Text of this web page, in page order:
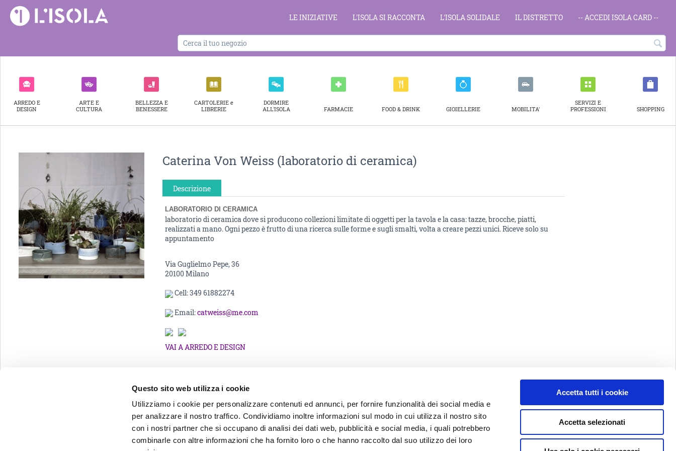
Questo sito web utilizza i cookie
Utilizziamo i cookie per personalizzare contenuti ed annunci, per fornire funzionalità dei social media e
per analizzare il nostro traffico. Condividiamo inoltre informazioni sul modo in cui utilizza il nostro sito
con i nostri partner che si occupano di analisi dei dati web, pubblicità e social media, i quali potrebbero
combinarle con altre informazioni che ha fornito loro o che hanno raccolto dal suo utilizzo dei loro
Accetta tutti i cookie
Accetta selezionati
LE INIZIATIVE L'ISOLA SI RACCONTA L'ISOLA SOLIDALE IL DISTRETTO -- ACCEDI ISOLA CARD --
ARREDO E
DESIGN
ARTE E
CULTURA
BELLEZZA E
BENESSERE
CARTOLERIE e
LIBRERIE
DORMIRE
ALL'ISOLA
FARMACIE FOOD & DRINK GIOIELLERIE MOBILITA'
SERVIZI E
PROFESSIONI
SHOPPING
Caterina Von Weiss (laboratorio di ceramica)
Descrizione
LABORATORIO DI CERAMICA
laboratorio di ceramica dove si producono collezioni limitate di oggetti per la tavola e la casa: tazze, brocche, piatti,
realizzati a mano. Ogni pezzo è frutto di una ricerca sulle forme e sugli smalti, volta a creare pezzi unici. Riceve solo su
appuntamento
Via Guglielmo Pepe, 36
20100 Milano
Cell: 349 61882274
Email:catweiss@me.com
VAI A ARREDO E DESIGN
Informative